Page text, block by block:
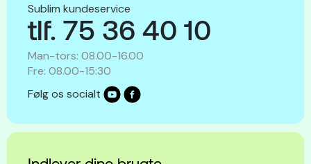
Sublim kundeservice
tlf. 75 36 40 10
Man-tors: 08.00-16.00
Fre: 08.00-15:30
Følg os socialt